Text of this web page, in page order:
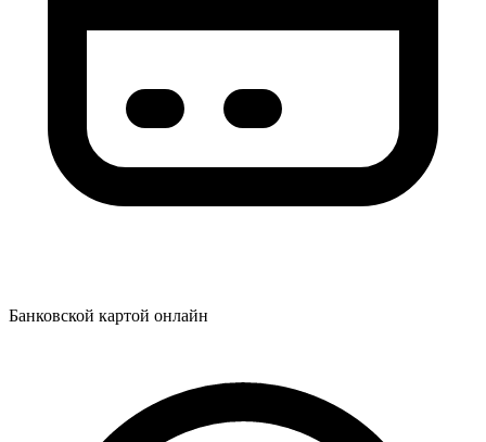
Банковской картой онлайн